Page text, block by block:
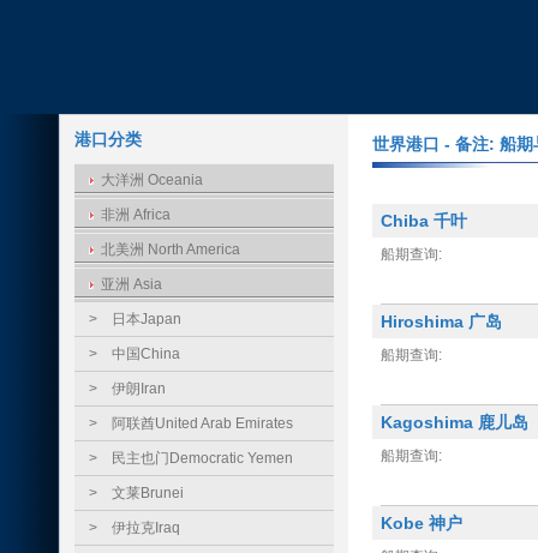
港口分类
大洋洲 Oceania
非洲 Africa
北美洲 North America
亚洲 Asia
> 日本Japan
> 中国China
> 伊朗Iran
> 阿联酋United Arab Emirates
> 民主也门Democratic Yemen
> 文莱Brunei
> 伊拉克Iraq
世界港口 - 备注: 船
Chiba 千叶
船期查询:
Hiroshima 广岛
船期查询:
Kagoshima 鹿儿岛
船期查询:
Kobe 神户